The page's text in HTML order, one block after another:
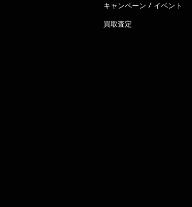
キャンペーン / イベント
買取査定